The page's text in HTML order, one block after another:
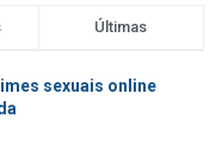
Últimas
sexuais online